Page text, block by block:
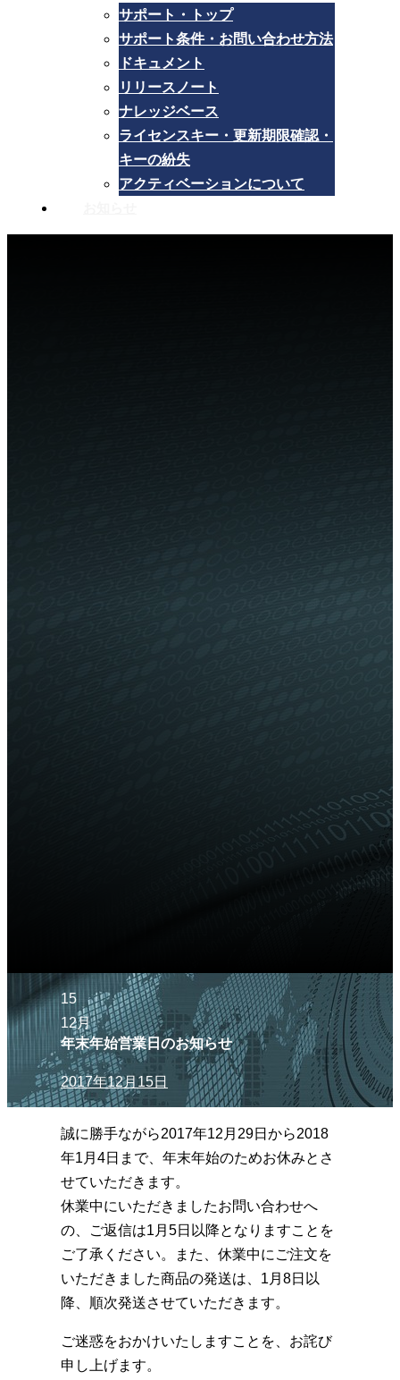
サポート・トップ
サポート条件・お問い合わせ方法
ドキュメント
リリースノート
ナレッジベース
ライセンスキー・更新期限確認・
キーの紛失
アクティベーションについて
15
12月
年末年始営業日のお知らせ
2017年12月15日
誠に勝手ながら2017年12月29日から2018
年1月4日まで、年末年始のためお休みとさ
せていただきます。
休業中にいただきましたお問い合わせへ
の、ご返信は1月5日以降となりますことを
ご了承ください。また、休業中にご注文を
いただきました商品の発送は、1月8日以
降、順次発送させていただきます。
ご迷惑をおかけいたしますことを、お詫び
申し上げます。